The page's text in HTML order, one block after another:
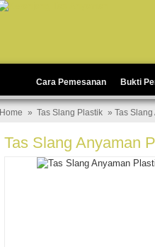
Cara Pemesanan Bukti
Home » Tas Slang Plastik » Tas
Tas Slang Anyaman